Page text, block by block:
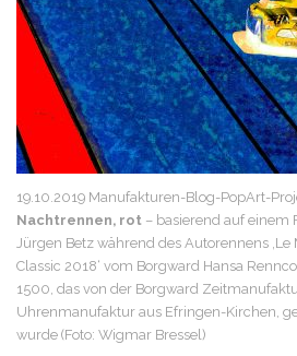
19.10.2019 Manufakturen-Blog-PopArt-
Nachtrennen, rot – basierend auf einem
Jürgen Betz während des Autorennens ‚Le
Classic 2018‘ vom Borgward Hansa
1500, das von der Borgward
Uhrenmanufaktur aus Efringen-Kirchen,
wurde (Foto: Wigmar Bressel)